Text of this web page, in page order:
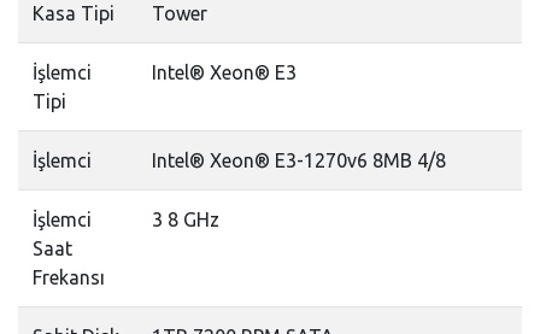
Kasa Tipi Tower
İşlemci
Tipi
Intel® Xeon® E3
İşlemci Intel® Xeon® E3-1270v6 8MB 4/8
İşlemci
Saat
Frekansı
3 8 GHz